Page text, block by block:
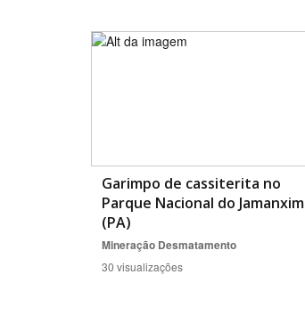
Garimpo de cassiterita no
Parque Nacional do Jamanxim
(PA)
Mineração Desmatamento
30 visualizações